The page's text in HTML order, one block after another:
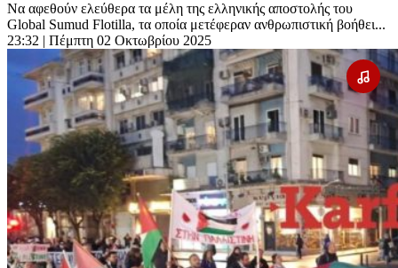
Να αφεθούν ελεύθερα τα μέλη της ελληνικής αποστολής του
Global Sumud Flotilla, τα οποία μετέφεραν ανθρωπιστική βοήθει...
23:32 | Πέμπτη 02 Οκτωβρίου 2025